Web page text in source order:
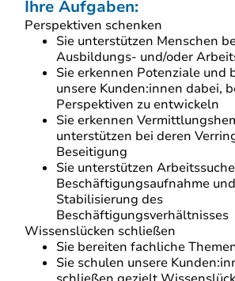
Ihre Aufgaben:
Perspektiven schenken
Sie unterstützen Menschen
Ausbildungs- und/oder
Sie erkennen Potenziale und
unsere Kunden:innen dabei,
Perspektiven zu entwickeln
Sie erkennen
unterstützen bei deren
Beseitigung
Sie unterstützen
Beschäftigungsaufnahme
Stabilisierung des
Beschäftigungsverhältnisses
Wissenslücken schließen
Sie bereiten fachliche
Sie schulen unsere